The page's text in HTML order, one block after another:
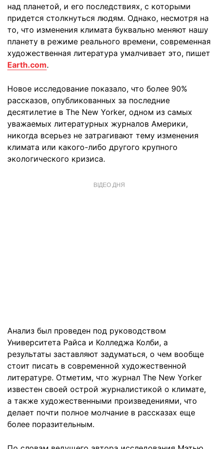
над планетой, и его последствиях, с которыми
придется столкнуться людям. Однако, несмотря на
то, что изменения климата буквально меняют нашу
планету в режиме реального времени, современная
художественная литература умалчивает это, пишет
Earth.com.
Новое исследование показало, что более 90%
рассказов, опубликованных за последние
десятилетие в The New Yorker, одном из самых
уважаемых литературных журналов Америки,
никогда всерьез не затрагивают тему изменения
климата или какого-либо другого крупного
экологического кризиса.
ВІДЕО ДНЯ
Анализ был проведен под руководством
Университета Райса и Колледжа Колби, а
результаты заставляют задуматься, о чем вообще
стоит писать в современной художественной
литературе. Отметим, что журнал The New Yorker
известен своей острой журналистикой о климате,
а также художественными произведениями, что
делает почти полное молчание в рассказах еще
более поразительным.